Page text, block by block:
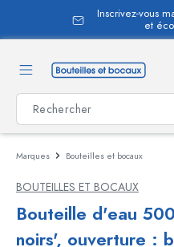
principal
Inscrivez-vous
et
Marques Bouteilles et bocaux
BOUTEILLES ET BOCAUX
Bouteille d'eau
noirs', ouverture :